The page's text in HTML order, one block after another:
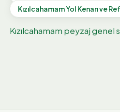
KızılcahamamYol Kenarı ve
Kızılcahamam peyzaj genel